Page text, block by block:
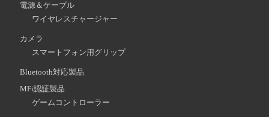
電源＆ケーブル
ワイヤレスチャージャー
カメラ
スマートフォン用グリップ
Bluetooth対応製品
MFi認証製品
ゲームコントローラー